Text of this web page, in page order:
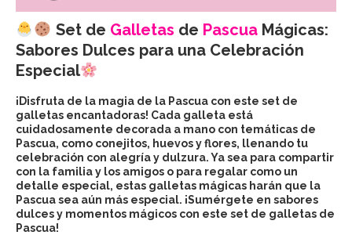
Set de Galletas de PascuaMágicas:
Sabores Dulces para una Celebración
Especial
¡Disfruta de la magia de la Pascua con este set de
galletas encantadoras! Cada galleta está
cuidadosamente decorada a mano con temáticas de
Pascua, como conejitos, huevos y flores, llenando tu
celebración con alegría y dulzura. Ya sea para compartir
con la familia y los amigos o para regalar como un
detalle especial, estas galletas mágicas harán que la
Pascua sea aún más especial. ¡Sumérgete en sabores
dulces y momentos mágicos con este set de galletas de
Pascua!